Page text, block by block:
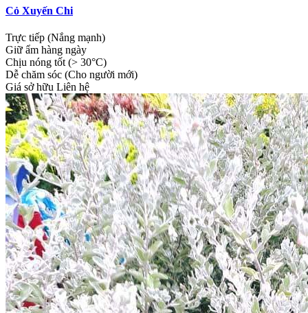
Cỏ Xuyến Chi
Trực tiếp (Nắng mạnh)
Giữ ẩm hàng ngày
Chịu nóng tốt (> 30°C)
Dễ chăm sóc (Cho người mới)
Giá sở hữu Liên hệ